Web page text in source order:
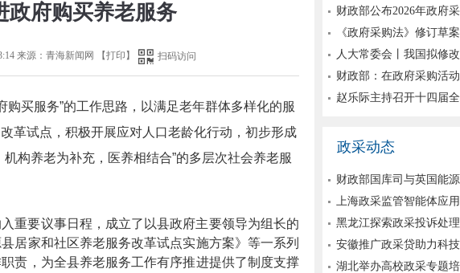
政府购买养老服务
来源： 青海新闻网 【打印 】 扫码访问
购买服务”的工作思路，以满足老年群体多样化的服
革试点，积极开展应对人口老龄化行动，初步形成
构养老为补充，医养相结合”的多层次社会养老服
重要议事日程，成立了以县政府主要领导为组长的
居家和社区养老服务改革试点实施方案》等一系列
责，为全县养老服务工作有序推进提供了制度支撑
财政部公布2026年政府
《政府采购法》修订草
人大常委会丨我国拟修
财政部：在政府采购活
赵乐际主持召开十四届
政采动态
财政部国库司与英国能
上海政采监管智能体应
黑龙江探索政采投诉处
安徽推广政采贷助力科
湖北举办高校政采专题